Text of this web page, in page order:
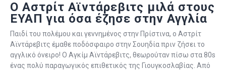
Ο Αστρίτ Αϊντάρεβιτς μιλά στους
ΕΥΑΠ για όσα έζησε στην Αγγλία
Παιδί του πολέμου και γεννημένος στην Πρίστινα, ο Αστρίτ
Αϊντάρεβιτς έμαθε ποδόσφαιρο στην Σουηδία πριν ζήσει το
αγγλικό όνειρο! Ο Αγκίμ Αϊντάρεβιτς, θεωρούταν πίσω στα 80s
ένας πολύ παραγωγικός επιθετικός της Γιουγκοσλαβίας. Από